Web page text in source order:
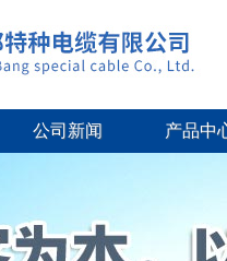
公司新闻 产品中